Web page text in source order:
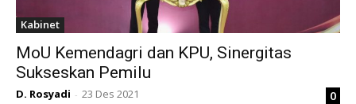
Kabinet
MoU Kemendagri dan KPU, Sinergitas
Sukseskan Pemilu
D. Rosyadi - 23 Des 2021 0